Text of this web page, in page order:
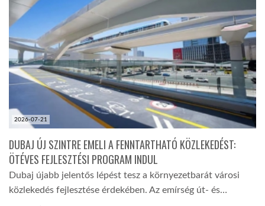
2026-07-21
DUBAJ ÚJ SZINTRE EMELI A FENNTARTHATÓ KÖZLEKEDÉST:
ÖTÉVES FEJLESZTÉSI PROGRAM INDUL
Dubaj újabb jelentős lépést tesz a környezetbarát városi
közlekedés fejlesztése érdekében. Az emírség út- és…